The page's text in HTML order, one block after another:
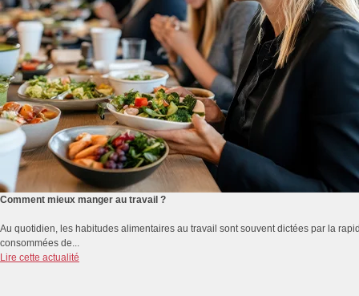
Comment mieux manger au travail ?
Au quotidien, les habitudes alimentaires au travail sont souvent dictées par la
consommées de...
Lire cette actualité